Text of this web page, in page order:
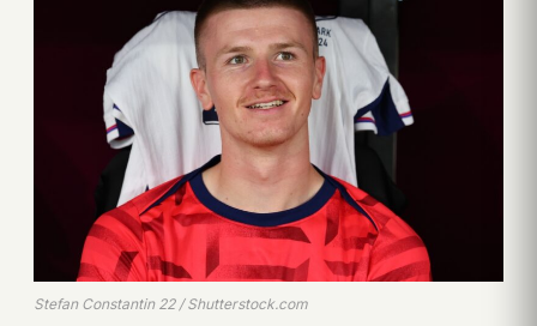
Stefan Constantin 22 / Shutterstock.com